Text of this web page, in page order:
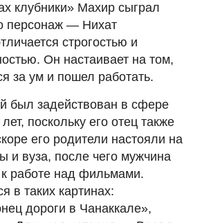
клубники» Махир сыграл
персонаж — Нихат
строгостью и
Он настаивает на том,
за ум и пошел работать.
был задействован в сфере
поскольку его отец также
его родители настояли на
и вуза, после чего мужчина
работе над фильмами.
в таких картинах:
дороги в Чанаккале»,